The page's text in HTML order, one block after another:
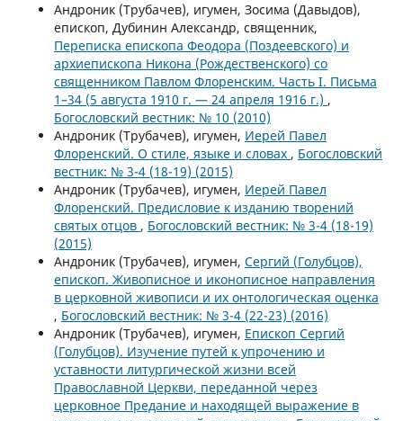
Андроник (Трубачев), игумен, Зосима (Давыдов),
епископ, Дубинин Александр, священник,
Переписка епископа Феодора (Поздеевского) и
архиепископа Никона (Рождественского) со
священником Павлом Флоренским. Часть I. Письма
1–34 (5 августа 1910 г. — 24 апреля 1916 г.) ,
Богословский вестник: № 10 (2010)
Андроник (Трубачев), игумен, Иерей Павел
Флоренский. О стиле, языке и словах , Богословский
вестник: № 3-4 (18-19) (2015)
Андроник (Трубачев), игумен, Иерей Павел
Флоренский. Предисловие к изданию творений
святых отцов , Богословский вестник: № 3-4 (18-19)
(2015)
Андроник (Трубачев), игумен, Сергий (Голубцов),
епископ. Живописное и иконописное направления
в церковной живописи и их онтологическая оценка
, Богословский вестник: № 3-4 (22-23) (2016)
Андроник (Трубачев), игумен, Епископ Сергий
(Голубцов). Изучение путей к упрочению и
уставности литургической жизни всей
Православной Церкви, переданной через
церковное Предание и находящей выражение в